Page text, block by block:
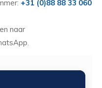
+31 (0)88 88 33 060
naar